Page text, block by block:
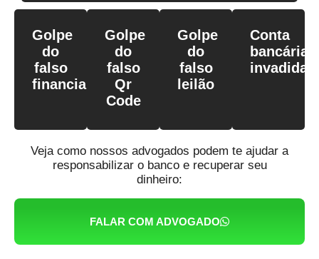
Golpe
do
falso
financiamento
Golpe
do
falso
Qr
Code
Golpe
do
falso
leilão
Conta
bancária
invadida
Veja como nossos advogados podem te ajudar a
responsabilizar o banco e recuperar seu
dinheiro:
FALAR COM ADVOGADO